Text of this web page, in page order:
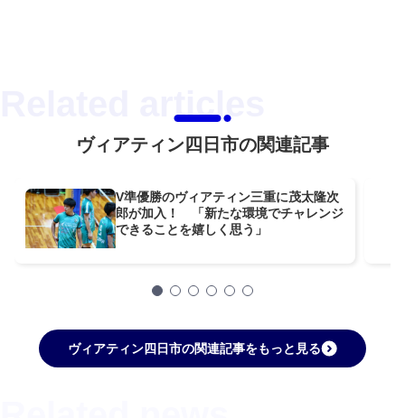
ヴィアティン四日市の関連記事
V準優勝のヴィアティン三重に茂太隆次
郎が加入！ 「新たな環境でチャレンジ
できることを嬉しく思う」
ヴィアティン四日市の関連記事をもっと見る